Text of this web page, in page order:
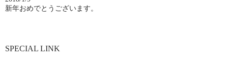
新年おめでとうございます。
SPECIAL LINK